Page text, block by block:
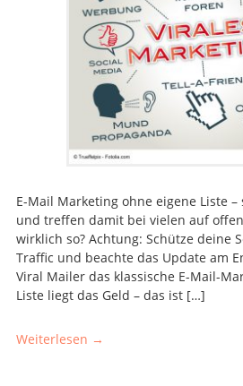
E-Mail Marketing ohne eigene Liste
und treffen damit bei vielen auf
wirklich so? Achtung: Schütze deine
Traffic und beachte das Update am
Viral Mailer das klassische E-Mail-
Liste liegt das Geld – das ist […]
Weiterlesen →